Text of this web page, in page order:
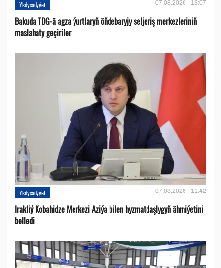
Ykdysadyýet 07.08.2026 - 13:07
Bakuda TDG-ä agza ýurtlaryň öňdebaryjy seljeriş merkezleriniň
maslahaty geçiriler
Ykdysadyýet 07.08.2026 - 11:42
Irakliý Kobahidze Merkezi Aziýa bilen hyzmatdaşlygyň ähmiýetini
belledi